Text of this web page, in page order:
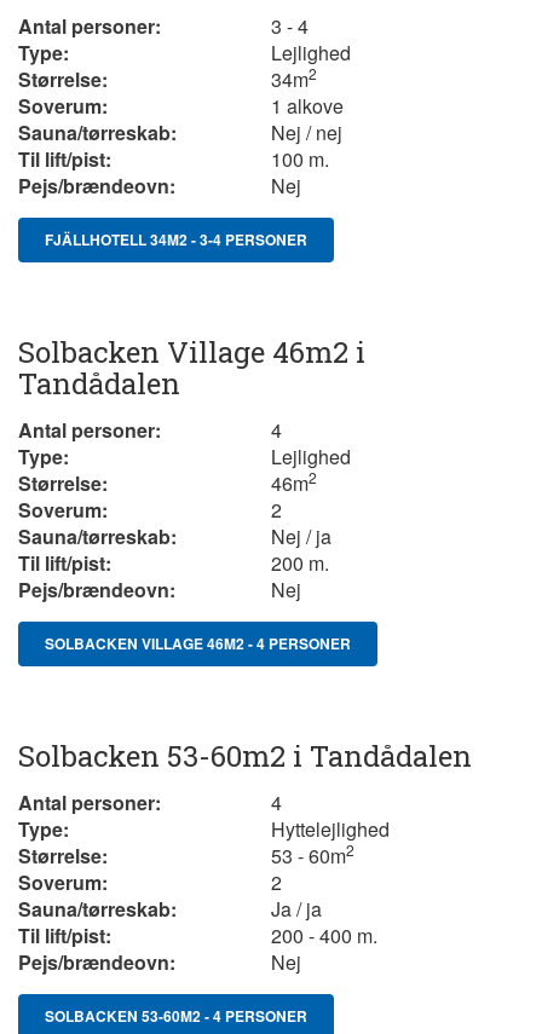
Antal personer:
3 - 4
Type:
Lejlighed
Størrelse:
34m2
Soverum:
1 alkove
Sauna/tørreskab:
Nej / nej
Til lift/pist:
100 m.
Pejs/brændeovn:
Nej
FJÄLLHOTELL 34M2 - 3-4 PERSONER
Solbacken Village 46m2 i
Tandådalen
Antal personer:
4
Type:
Lejlighed
Størrelse:
46m2
Soverum:
2
Sauna/tørreskab:
Nej / ja
Til lift/pist:
200 m.
Pejs/brændeovn:
Nej
SOLBACKEN VILLAGE 46M2 - 4 PERSONER
Solbacken 53-60m2 i Tandådalen
Antal personer:
4
Type:
Hyttelejlighed
Størrelse:
53 - 60m2
Soverum:
2
Sauna/tørreskab:
Ja / ja
Til lift/pist:
200 - 400 m.
Pejs/brændeovn:
Nej
SOLBACKEN 53-60M2 - 4 PERSONER